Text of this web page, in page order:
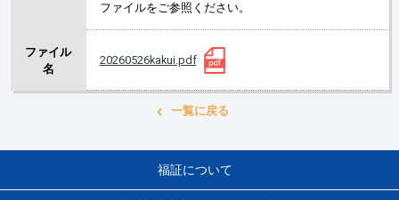
ファイルをご参照ください。
ファイル
名
20260526kakui.pdf
一覧に戻る
福証について